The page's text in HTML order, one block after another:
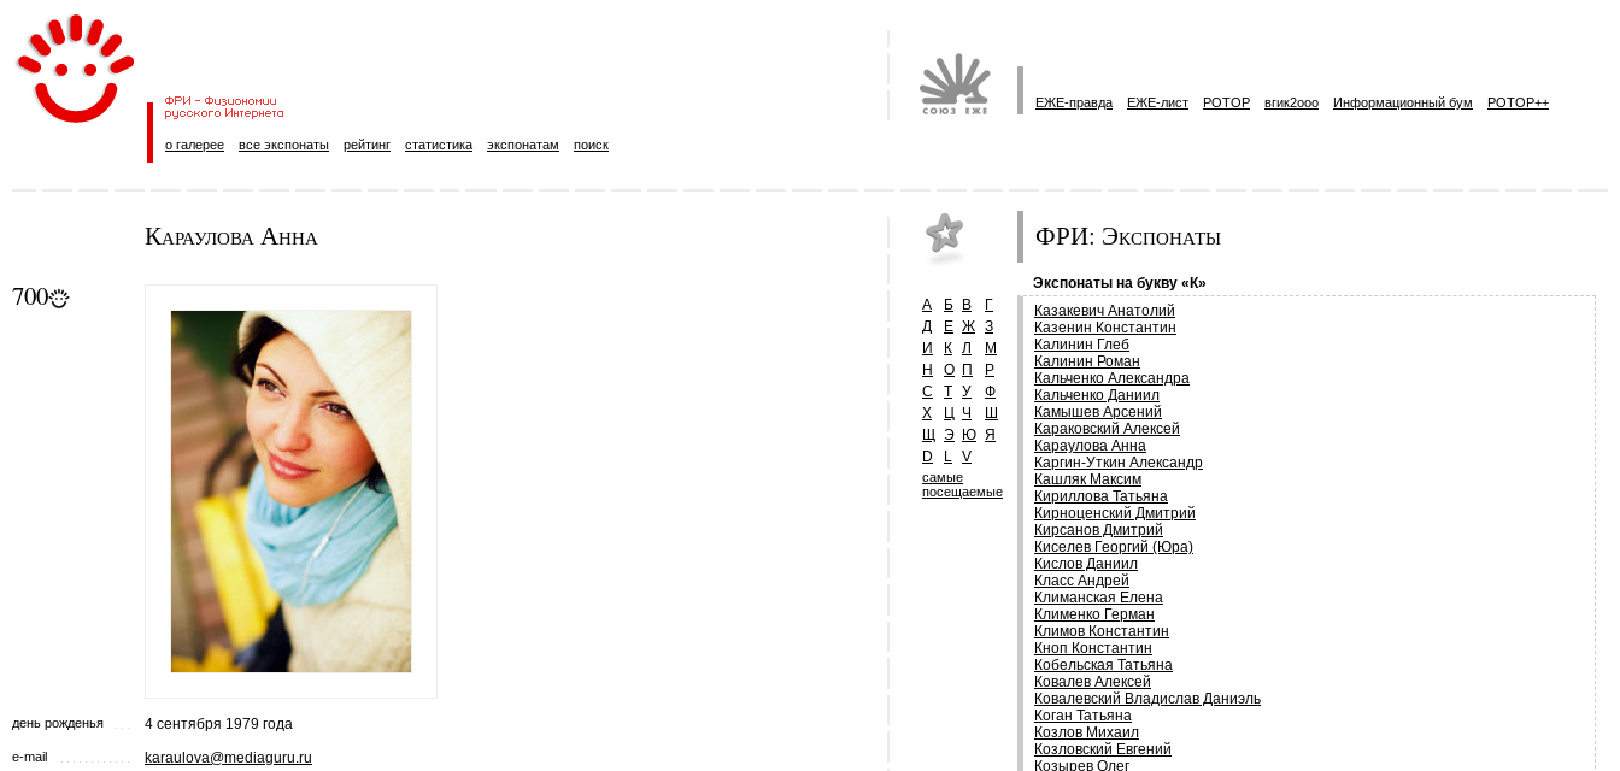
о галерее все экспонаты рейтинг статистика экспонатам поиск
ЕЖЕ-правда ЕЖЕ-лист РОТОР вгик2ooo Информационный бум РОТОР++
Караулова Анна
700
день рожденья 4 сентября 1979 года
e-mail karaulova@mediaguru.ru
ФРИ: Экспонаты
А Б В
Г
Д
Е Ж З
И
К Л
М
Н
О П
Р
С
Т У
Ф
Х
Ц Ч
Ш
Щ Э Ю Я
D
L V
самые
посещаемые
Экспонаты на букву «К»
Казакевич Анатолий
Казенин Константин
Калинин Глеб
Калинин Роман
Кальченко Александра
Кальченко Даниил
Камышев Арсений
Караковский Алексей
Караулова Анна
Каргин-Уткин Александр
Кашляк Максим
Кириллова Татьяна
Кирноценский Дмитрий
Кирсанов Дмитрий
Киселев Георгий (Юра)
Кислов Даниил
Класс Андрей
Климанская Елена
Клименко Герман
Климов Константин
Кноп Константин
Кобельская Татьяна
Ковалев Алексей
Ковалевский Владислав Даниэль
Коган Татьяна
Козлов Михаил
Козловский Евгений
Козырев Олег